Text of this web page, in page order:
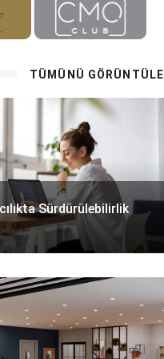
TÜMÜNÜ GÖRÜNTÜLE
Sürdürülebilirlik